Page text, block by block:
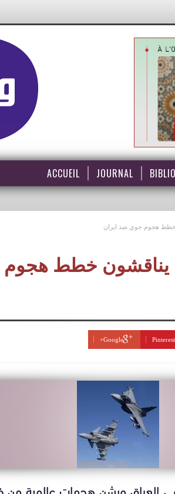
ACCUEIL JOURNAL
خطط هجوم جوي ضد ايران
يناقشون خطط
Pinterest
Google+